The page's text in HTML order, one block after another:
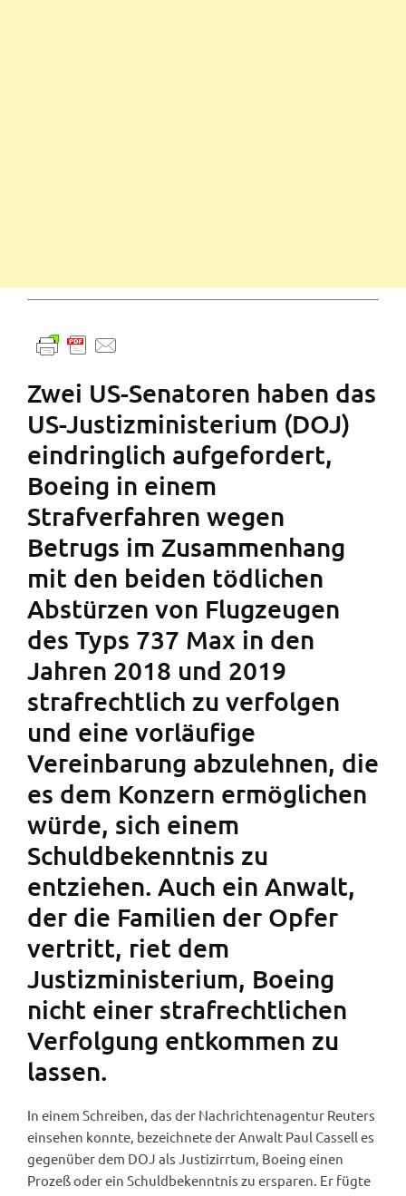
Zwei US-Senatoren haben das
US-Justizministerium (DOJ)
eindringlich aufgefordert,
Boeing in einem
Strafverfahren wegen
Betrugs im Zusammenhang
mit den beiden tödlichen
Abstürzen von Flugzeugen
des Typs 737 Max in den
Jahren 2018 und 2019
strafrechtlich zu verfolgen
und eine vorläufige
Vereinbarung abzulehnen, die
es dem Konzern ermöglichen
würde, sich einem
Schuldbekenntnis zu
entziehen. Auch ein Anwalt,
der die Familien der Opfer
vertritt, riet dem
Justizministerium, Boeing
nicht einer strafrechtlichen
Verfolgung entkommen zu
lassen.
In einem Schreiben, das der Nachrichtenagentur Reuters
einsehen konnte, bezeichnete der Anwalt Paul Cassell es
gegenüber dem DOJ als Justizirrtum, Boeing einen
Prozeß oder ein Schuldbekenntnis zu ersparen. Er fügte